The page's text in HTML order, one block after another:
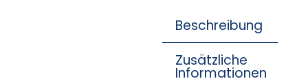
Beschreibung
Zusätzliche
Informationen